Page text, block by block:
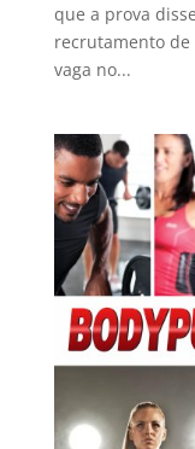
que a prova
recrutamento
vaga no...